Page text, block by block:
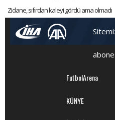
Zidane, sıfırdan kaleyi gördü ama olmadı
FutbolArena
KÜNYE